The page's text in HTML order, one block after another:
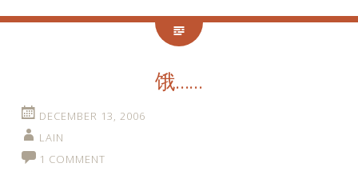
饿……
DECEMBER 13, 2006
LAIN
1 COMMENT